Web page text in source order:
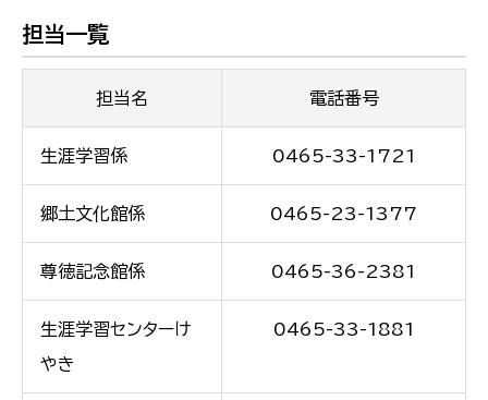
担当一覧
担当名 電話番号
生涯学習係 0465-33-1721
郷土文化館係 0465-23-1377
尊徳記念館係 0465-36-2381
生涯学習センターけ
やき
0465-33-1881